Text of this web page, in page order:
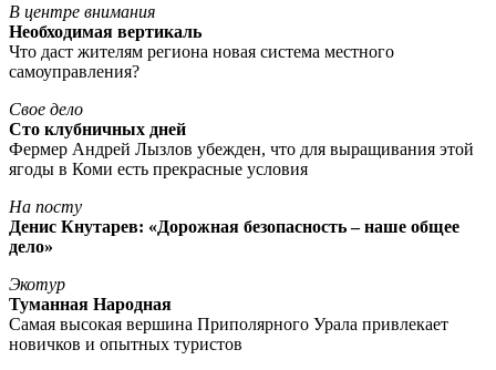
В центре внимания
Необходимая вертикаль
Что даст жителям региона новая система местного
самоуправления?
Свое дело
Сто клубничных дней
Фермер Андрей Лызлов убежден, что для выращивания этой
ягоды в Коми есть прекрасные условия
На посту
Денис Кнутарев: «Дорожная безопасность – наше общее
дело»
Экотур
Туманная Народная
Самая высокая вершина Приполярного Урала привлекает
новичков и опытных туристов